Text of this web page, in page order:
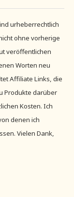
urheberrechtlich
ohne vorherige
veröffentlichen
Worten neu
Affiliate Links, die
Produkte darüber
Kosten. Ich
denen ich
Vielen Dank,